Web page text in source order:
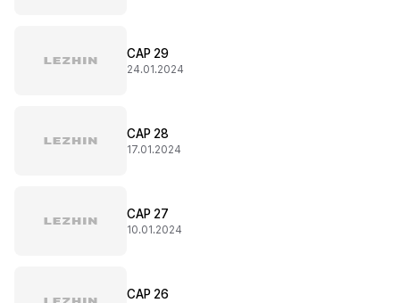
CAP 29
24.01.2024
CAP 28
17.01.2024
CAP 27
10.01.2024
CAP 26